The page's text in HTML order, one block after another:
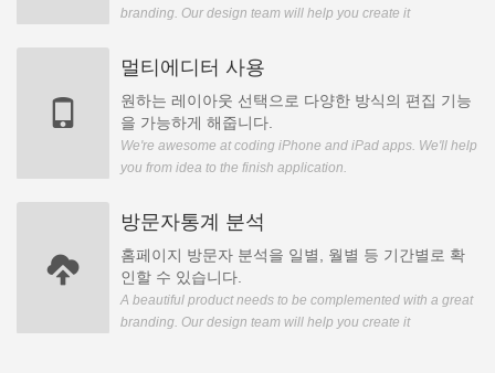
branding. Our design team will help you create it
멀티에디터 사용
원하는 레이아웃 선택으로 다양한 방식의 편집 기능
을 가능하게 해줍니다.
We're awesome at coding iPhone and iPad apps. We'll help
you from idea to the finish application.
방문자통계 분석
홈페이지 방문자 분석을 일별, 월별 등 기간별로 확
인할 수 있습니다.
A beautiful product needs to be complemented with a great
branding. Our design team will help you create it